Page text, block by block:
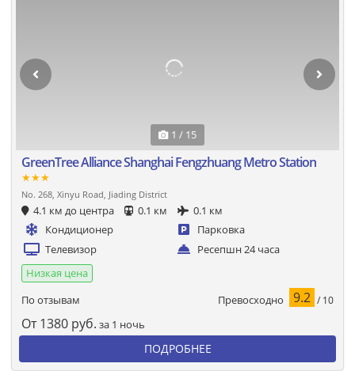
1 / 15
GreenTree Alliance Shanghai Fengzhuang Metro Station
★★★
No. 268, Xinyu Road, Jiading District
4.1 км до центра 0.1 км
0.1 км
Кондиционер
Парковка
Телевизор
Ресепшн 24 часа
Низкая цена
По отзывам
Превосходно 9.2 / 10
От 1380 руб. за 1 ночь
ПОДРОБНЕЕ